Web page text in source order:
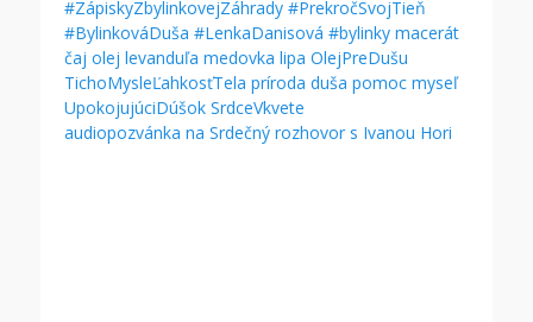
audiopozvánka na Srdečný rozhovor s Ivanou Hori